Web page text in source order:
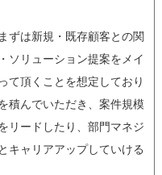
ずは新規・既存顧客との関
ソリューション提案をメイ
て頂くことを想定しており
積んでいただき、案件規模
リードしたり、部門マネジ
キャリアアップしていける